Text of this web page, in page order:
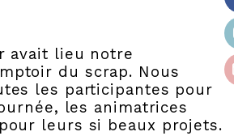
avait lieu notre
du scrap. Nous
les participantes pour
les animatrices
leurs si beaux projets.